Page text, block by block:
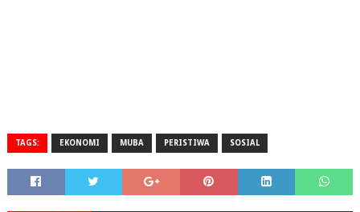
TAGS: EKONOMI MUBA PERISTIWA SOSIAL